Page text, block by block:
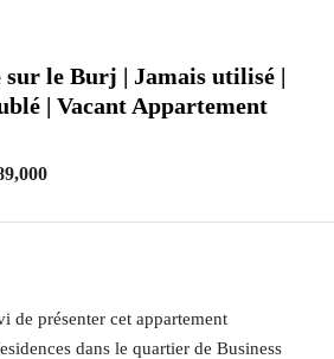
sur le Burj | Jamais utilisé |
| Vacant Appartement
de présenter cet appartement
dans le quartier de Business